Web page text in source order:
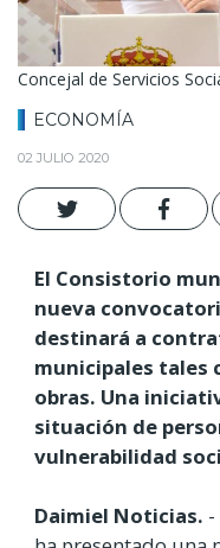
Concejal de Servicios
ECONOMÍA
02 JULIO 2020
El Consistorio
nueva
destinará a
municipales tales
obras. Una
situación de
vulnerabilidad
Daimiel Noticias.